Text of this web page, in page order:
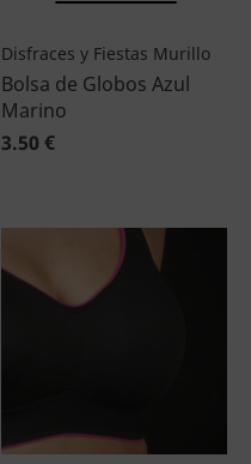
Disfraces y Fiestas Murillo
Bolsa de Globos Azul
Marino
3.50 €